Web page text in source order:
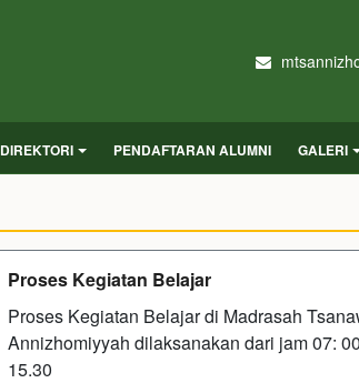
DIREKTORI PENDAFTARAN ALUMNI GALERI
Proses Kegiatan Belajar
Proses Kegiatan Belajar di Madrasah
Annizhomiyyah dilaksanakan dari jam 07:
15.30